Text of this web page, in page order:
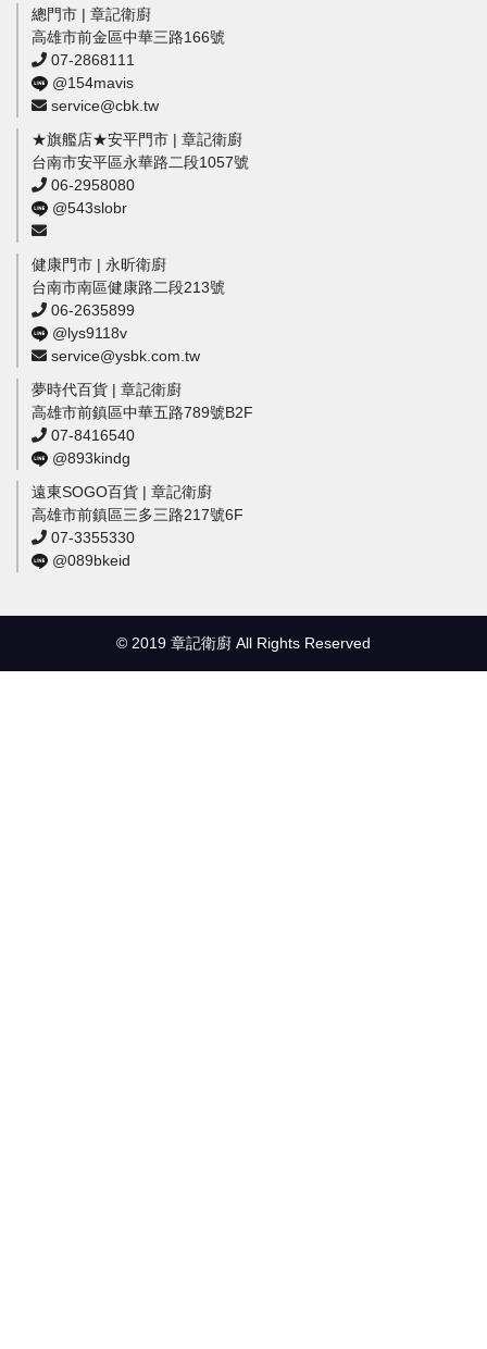
總門市 | 章記衛廚
高雄市前金區中華三路166號
07-2868111
@154mavis
service@cbk.tw
★旗艦店★安平門市 | 章記衛廚
台南市安平區永華路二段1057號
06-2958080
@543slobr
健康門市 | 永昕衛廚
台南市南區健康路二段213號
06-2635899
@lys9118v
service@ysbk.com.tw
夢時代百貨 | 章記衛廚
高雄市前鎮區中華五路789號B2F
07-8416540
@893kindg
遠東SOGO百貨 | 章記衛廚
高雄市前鎮區三多三路217號6F
07-3355330
@089bkeid
© 2019 章記衛廚 All Rights Reserved